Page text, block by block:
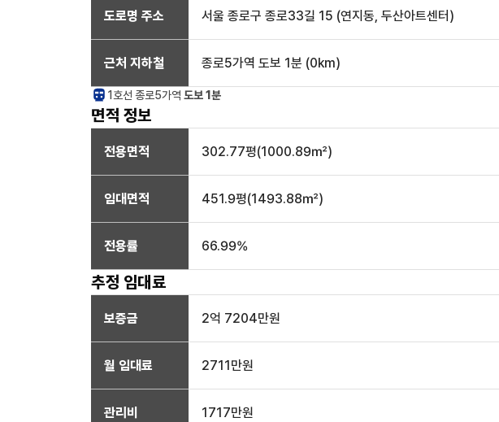
도로명 주소 서울 종로구 종로33길 15 (연지동, 두산아트센터)
근처 지하철 종로5가역 도보 1분 (0km)
1호선 종로5가역 도보 1분
면적 정보
전용면적 302.77평(1000.89㎡)
임대면적 451.9평(1493.88㎡)
전용률 66.99%
추정 임대료
보증금 2억 7204만원
월 임대료 2711만원
관리비 1717만원